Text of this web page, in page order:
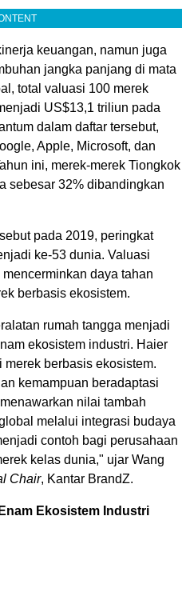
keuangan, namun juga
jangka panjang di mata
total valuasi 100 merek
US$13,1 triliun pada
dalam daftar tersebut,
Apple, Microsoft, dan
ini, merek-merek Tiongkok
sebesar 32% dibandingkan
pada 2019, peringkat
ke-53 dunia. Valuasi
daya tahan
berbasis ekosistem.
rumah tangga menjadi
ekosistem industri. Haier
berbasis ekosistem.
kemampuan beradaptasi
nilai tambah
melalui integrasi budaya
contoh bagi perusahaan
kelas dunia," ujar Wang
Chair, Kantar BrandZ.
Ekosistem Industri